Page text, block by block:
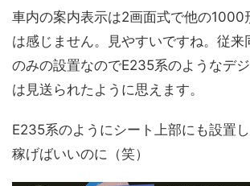
車内の案内表示は2画面式で他の1000
は感じません。見やすいですね。従来
のみの設置なのでE235系のようなデ
は見送られたように思えます。
E235系のようにシート上部にも設置
稼げばいいのに（笑）